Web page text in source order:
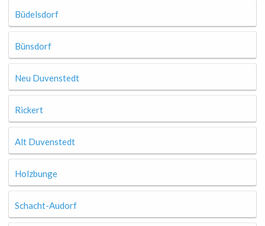
Büdelsdorf
Bünsdorf
Neu Duvenstedt
Rickert
Alt Duvenstedt
Holzbunge
Schacht-Audorf